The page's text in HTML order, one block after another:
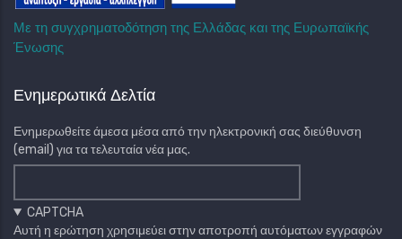
Με τη συγχρηματοδότηση της Ελλάδας και της Ευρωπαϊκής
Ένωσης
Ενημερωτικά Δελτία
Ενημερωθείτε άμεσα μέσα από την ηλεκτρονική σας διεύθυνση
(email) για τα τελευταία νέα μας.
CAPTCHA
Αυτή η ερώτηση χρησιμεύει στην αποτροπή αυτόματων εγγραφών